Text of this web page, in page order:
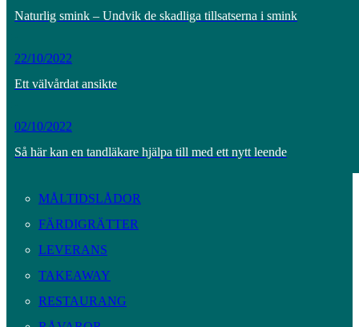
Naturlig smink – Undvik de skadliga tillsatserna i smink
22/10/2022
Ett välvårdat ansikte
02/10/2022
Så här kan en tandläkare hjälpa till med ett nytt leende
MÅLTIDSLÅDOR
FÄRDIGRÄTTER
LEVERANS
TAKEAWAY
RESTAURANG